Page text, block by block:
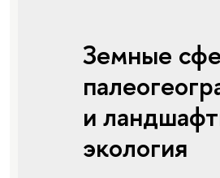
Земные
и
экология